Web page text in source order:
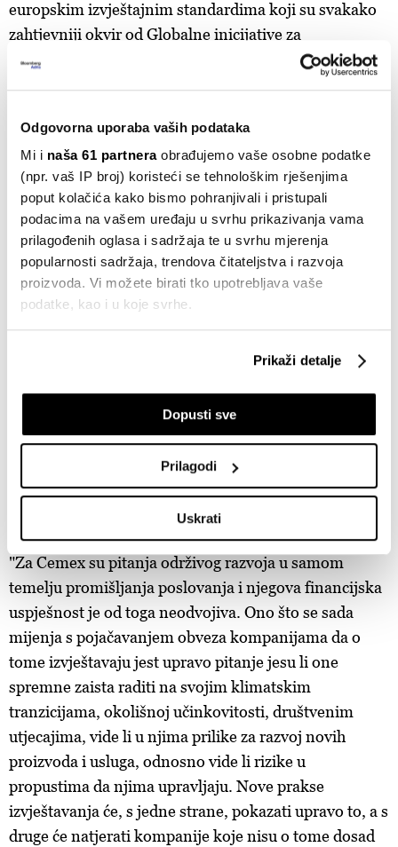
Odgovorna uporaba vaših podataka
Mi i naša 61 partneraobrađujemo vaše osobne podatke
(npr. vaš IP broj) koristeći se tehnološkim rješenjima
poput kolačića kako bismo pohranjivali i pristupali
podacima na vašem uređaju u svrhu prikazivanja vama
prilagođenih oglasa i sadržaja te u svrhu mjerenja
popularnosti sadržaja, trendova čitateljstva i razvoja
proizvoda. Vi možete birati tko upotrebljava vaše
podatke, kao i u koje svrhe.
Prikupljati podatke o vašoj geografskoj lokaciji,
koji mogu biti precizni do radijusa od nekoliko metara
Prepoznati vaš uređaj tako što ćemo aktivno
skenirati njegove određene karakteristike ("uzimanje
kako se obrađuje vaše osobne podatke te postaviti svoje
preferencije. Svoju privolu možete u svakom trenutku
izmijeniti ili povući u Izjavi o kolačićima.
Zajednički voditelji obrade su HD-WIN ARENA SPORT
d.o.o. iPartneri.Više o podacima koje obrađujemo kao i o
vašim pravima pročitajte u našojPolitici privatnosti, a o
kolačićima i drugim sličnim tehnologijama u Politici kolačića
na „Prikaži detalje“. Privolu možete u bilo kojem trenutku
povući bez negativnih posljedica.
Prikaži detalje
Dopusti sve
Prilagodi
Uskrati
europskim izvještajnim standardima koji su svakako
zahtjevniji okvir od Globalne inicijative za
izvještavanje, metodologije koju smo dosad koristili.
te onih koji će biti obveza kako bismo se učinkovito
prilagodili novim zahtjevima", rekla je za Bloomberg
Adriju voditeljica održivog poslovanja u Cemexu
Merica Pletikosić .
Izvor: Cemex
U Cemexu su svjesni da su novi standardi bitni za
"Za Cemex su pitanja održivog razvoja u samom
temelju promišljanja poslovanja i njegova financijska
uspješnost je od toga neodvojiva. Ono što se sada
mijenja s pojačavanjem obveza kompanijama da o
tome izvještavaju jest upravo pitanje jesu li one
spremne zaista raditi na svojim klimatskim
tranzicijama, okolišnoj učinkovitosti, društvenim
utjecajima, vide li u njima prilike za razvoj novih
proizvoda i usluga, odnosno vide li rizike u
propustima da njima upravljaju. Nove prakse
izvještavanja će, s jedne strane, pokazati upravo to, a s
druge će natjerati kompanije koje nisu o tome dosad